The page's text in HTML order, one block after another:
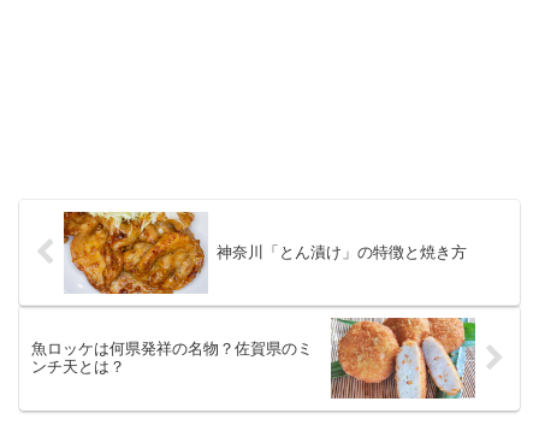
神奈川「とん漬け」の特徴と焼き方
魚ロッケは何県発祥の名物？佐賀県のミ
ンチ天とは？